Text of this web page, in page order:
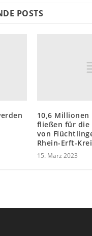
POSTS
10,6 Millionen
fließen für die
von
Rhein-Erft-
15. März 2023